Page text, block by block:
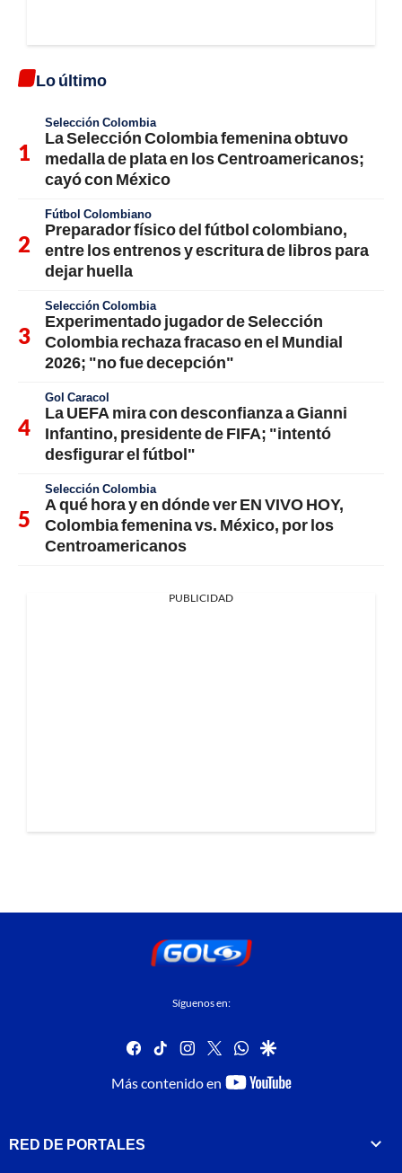
Lo último
Selección Colombia
La Selección Colombia femenina obtuvo
medalla de plata en los Centroamericanos;
cayó con México
Fútbol Colombiano
Preparador físico del fútbol colombiano,
entre los entrenos y escritura de libros para
dejar huella
Selección Colombia
Experimentado jugador de Selección
Colombia rechaza fracaso en el Mundial
2026; "no fue decepción"
Gol Caracol
La UEFA mira con desconfianza a Gianni
Infantino, presidente de FIFA; "intentó
desfigurar el fútbol"
Selección Colombia
A qué hora y en dónde ver EN VIVO HOY,
Colombia femenina vs. México, por los
Centroamericanos
PUBLICIDAD
Síguenos en:
facebook
tiktok instagram
twitterwhatsapp
google
Más contenido en
youtube-
RED DE PORTALES